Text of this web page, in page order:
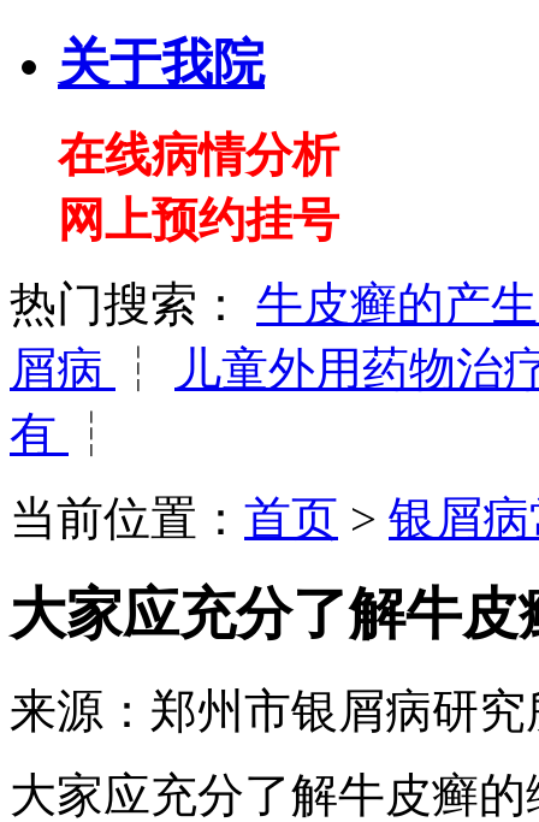
关于我院
在线病情分析
网上预约挂号
热门搜索：
牛皮癣的产
屑病
┆
儿童外用药物治
有
┆
当前位置： 首页 > 银屑
大家应充分了解牛
来源：郑州市银屑病研
大家应充分了解牛皮癣